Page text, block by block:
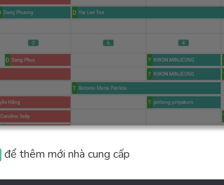
để thêm mới nhà cung cấp